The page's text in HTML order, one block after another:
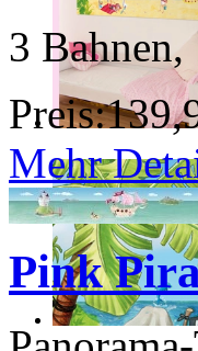
3
Preis:
Mehr
Pink